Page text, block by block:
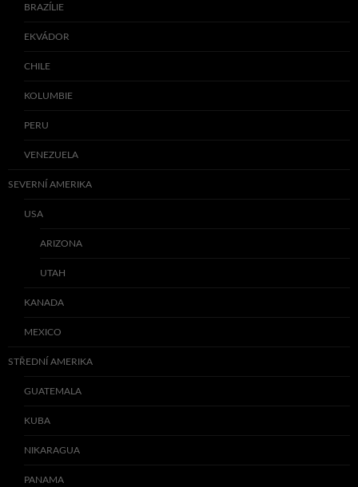
BRAZÍLIE
EKVÁDOR
CHILE
KOLUMBIE
PERU
VENEZUELA
SEVERNÍ AMERIKA
USA
ARIZONA
UTAH
KANADA
MEXICO
STŘEDNÍ AMERIKA
GUATEMALA
KUBA
NIKARAGUA
PANAMA